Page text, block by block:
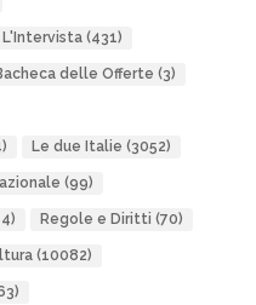
L'Intervista(431)
delle Offerte (3)
Le due Italie (3052)
(99)
Regole e Diritti (70)
(10082)